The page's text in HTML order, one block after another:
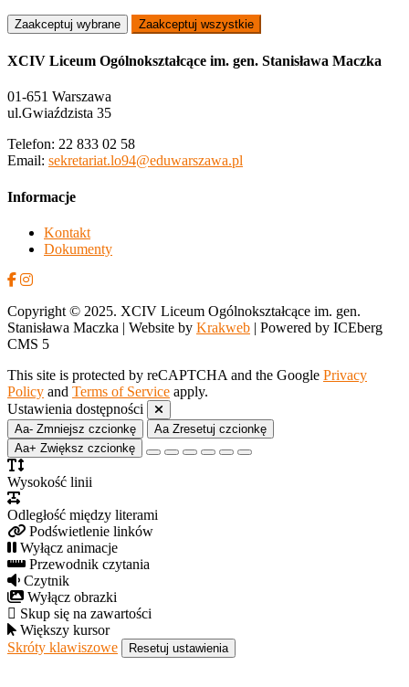
Zaakceptuj wybrane Zaakceptuj wszystkie
XCIV Liceum Ogólnokształcące im. gen. Stanisława Maczka
01-651 Warszawa
ul.Gwiaździsta 35
Telefon: 22 833 02 58
Email: sekretariat.lo94@eduwarszawa.pl
Informacje
Kontakt
Dokumenty
Copyright © 2025. XCIV Liceum Ogólnokształcące im. gen.
Stanisława Maczka | Website by Krakweb | Powered by ICEberg
CMS 5
This site is protected by reCAPTCHA and the Google Privacy
Policy and Terms of Service apply.
Ustawienia dostępności
Aa- Zmniejsz czcionkę Aa Zresetuj czcionkę
Aa+ Zwiększ czcionkę
Wysokość linii
Odległość między literami
Podświetlenie linków
Wyłącz animacje
Przewodnik czytania
Czytnik
Wyłącz obrazki
Skup się na zawartości
Większy kursor
Skróty klawiszowe
Resetuj ustawienia